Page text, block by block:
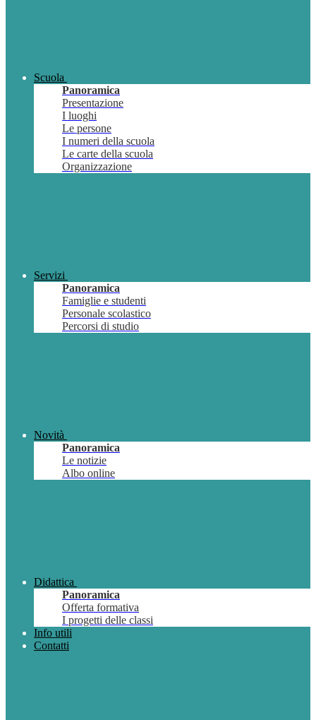
Scuola
Panoramica
Presentazione
I luoghi
Le persone
I numeri della scuola
Le carte della scuola
Organizzazione
Servizi
Panoramica
Famiglie e studenti
Personale scolastico
Percorsi di studio
Novità
Panoramica
Le notizie
Albo online
Didattica
Panoramica
Offerta formativa
I progetti delle classi
Info utili
Contatti